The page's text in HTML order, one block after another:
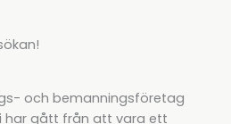
och bemanningsföretag
har gått från att vara ett